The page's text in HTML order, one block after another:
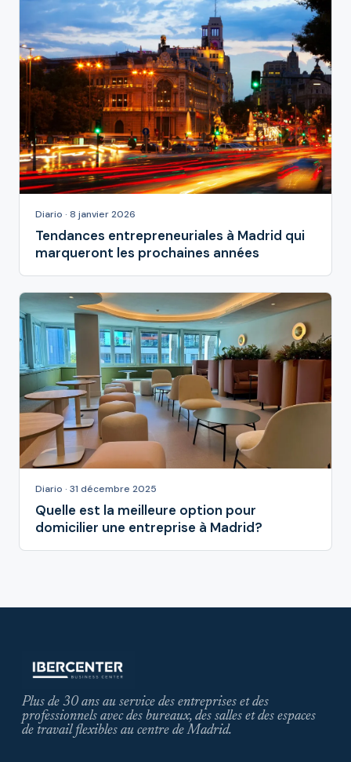
Diario · 8 janvier 2026
Tendances entrepreneuriales à Madrid qui
marqueront les prochaines années
Diario · 31 décembre 2025
Quelle est la meilleure option pour
domicilier une entreprise à Madrid?
Plus de 30 ans au service des entreprises et des
professionnels avec des bureaux, des salles et des espaces
de travail flexibles au centre de Madrid.